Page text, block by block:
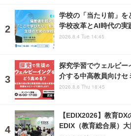
学校の「当たり前」
学校改革とAI時代の実
2026.8.4 Tue 14:45
探究学習でウェルビー
介する中高教員向けセ
2026.8.6 Thu 18:45
【EDIX2026】教育
EDIX（教育総合展）